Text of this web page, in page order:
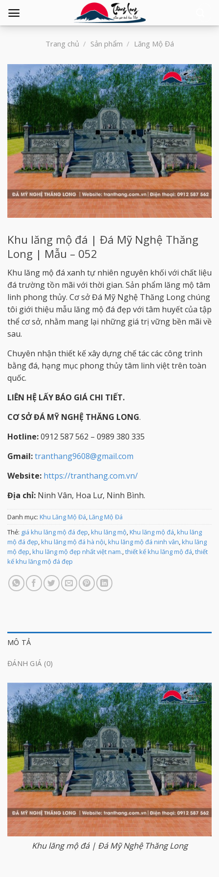
Trang chủ / Sản phẩm / Lăng Mộ Đá
Khu lăng mộ đá | Đá Mỹ Nghệ Thăng
Long | Mẫu – 052
Khu lăng mộ đá xanh tự nhiên nguyên khối với chất liệu
đá trường tồn mãi với thời gian. Sản phẩm lăng mộ tâm
linh phong thủy. Cơ sở Đá Mỹ Nghệ Thăng Long chúng
tôi giới thiệu mẫu lăng mộ đá đẹp với tâm huyết của tập
thể cơ sở, nhằm mang lại những giá trị vững bền mãi về
sau.
Chuyên nhận thiết kế xây dựng chế tác các công trình
bằng đá, hạng mục phong thủy tâm linh việt trên toàn
quốc.
LIÊN HỆ LẤY BÁO GIÁ CHI TIẾT.
CƠ SỞ ĐÁ MỸ NGHỆ THĂNG LONG.
Hotline:0912 587 562 – 0989 380 335
Gmail:tranthang9608@gmail.com
Website: https://tranthang.com.vn/
Địa chỉ: Ninh Vân, Hoa Lư, Ninh Bình.
Danh mục: Khu Lăng Mộ Đá,Lăng Mộ Đá
Thẻ: giá khu lăng mộ đá đẹp,khu lăng mộ,Khu lăng mộ đá,khu lăng
mộ đá đẹp,khu lăng mộ đá hà nội,khu lăng mộ đá ninh vân,khu lăng
mộ đẹp,khu lăng mộ đẹp nhất việt nam.,thiết kế khu lăng mộ đá,thiết
kế khu lăng mộ đá đẹp
MÔ TẢ
ĐÁNH GIÁ (0)
Khu lăng mộ đá | Đá Mỹ Nghệ Thăng Long